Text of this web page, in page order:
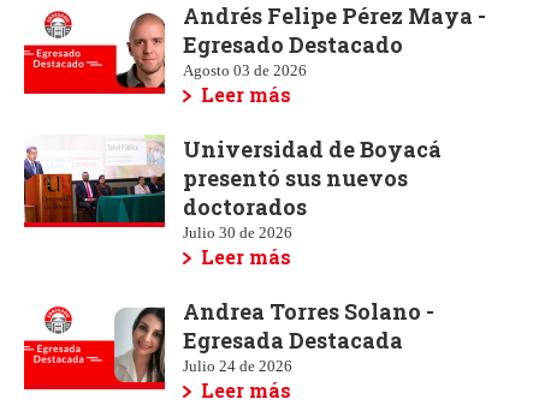
Andrés Felipe Pérez Maya -
Egresado Destacado
Agosto 03 de 2026
Leer más
Universidad de Boyacá
presentó sus nuevos
doctorados
Julio 30 de 2026
Leer más
Andrea Torres Solano -
Egresada Destacada
Julio 24 de 2026
Leer más